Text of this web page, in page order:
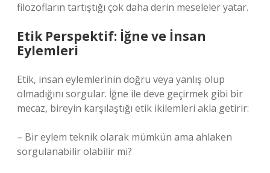
filozofların tartıştığı çok daha derin meseleler yatar.
Etik Perspektif: İğne ve İnsan
Eylemleri
Etik, insan eylemlerinin doğru veya yanlış olup
olmadığını sorgular. İğne ile deve geçirmek gibi bir
mecaz, bireyin karşılaştığı etik ikilemleri akla getirir:
– Bir eylem teknik olarak mümkün ama ahlaken
sorgulanabilir olabilir mi?